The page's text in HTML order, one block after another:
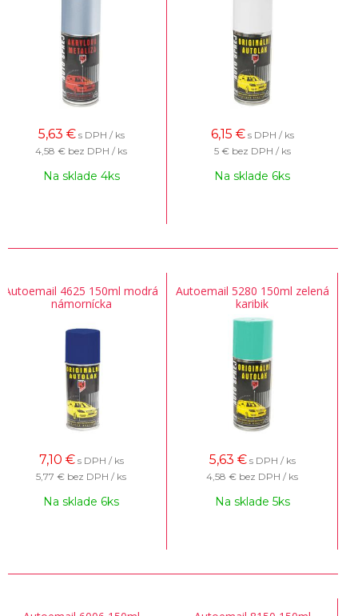
5,63 € s DPH / ks
4,58 € bez DPH / ks
Na sklade 4ks
6,15 € s DPH / ks
5 € bez DPH / ks
Na sklade 6ks
Autoemail 4625 150ml modrá
námornícka
7,10 € s DPH / ks
5,77 € bez DPH / ks
Na sklade 6ks
Autoemail 5280 150ml zelená
karibik
5,63 € s DPH / ks
4,58 € bez DPH / ks
Na sklade 5ks